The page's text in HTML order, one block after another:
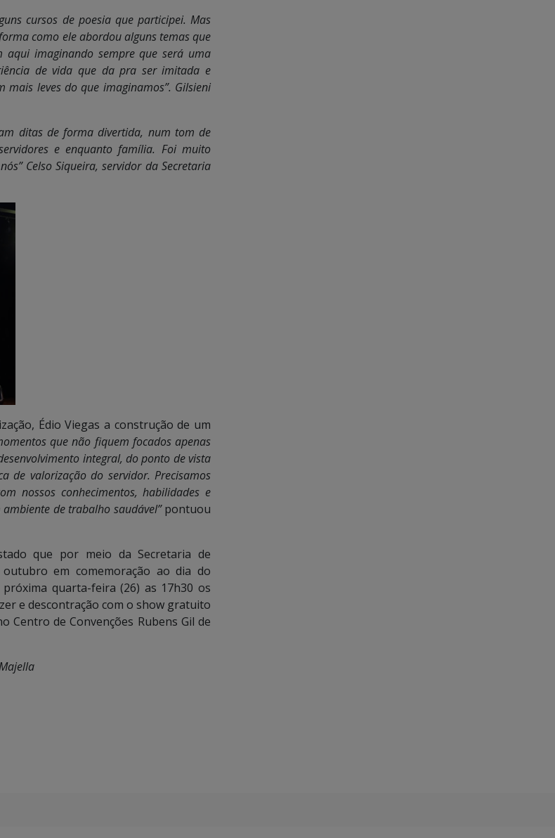
cursos de poesia que participei. Mas
como ele abordou alguns temas que
aqui imaginando sempre que será uma
de vida que da pra ser imitada e
mais leves do que imaginamos”. Gilsieni
ditas de forma divertida, num tom de
e enquanto família. Foi muito
Celso Siqueira, servidor da Secretaria
Édio Viegas a construção de um
que não fiquem focados apenas
integral, do ponto de vista
de valorização do servidor. Precisamos
nossos conhecimentos, habilidades e
de trabalho saudável”pontuou
que por meio da Secretaria de
em comemoração ao dia do
quarta-feira (26) as 17h30 os
e descontração com o show gratuito
de Convenções Rubens Gil de